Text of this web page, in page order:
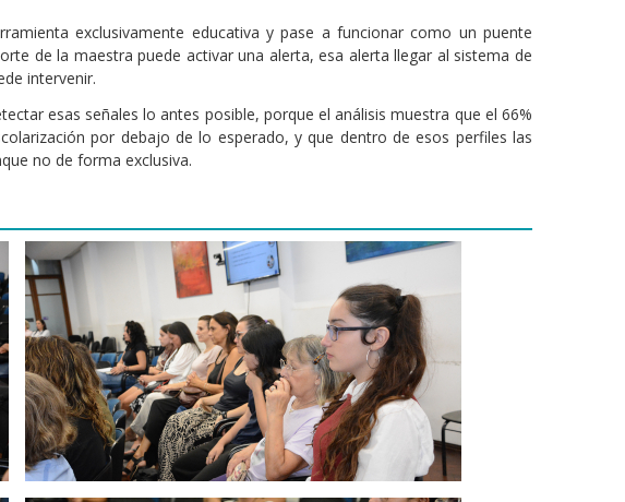
exclusivamente educativa y pase a funcionar como un puente
de la maestra puede activar una alerta, esa alerta llegar al sistema de
intervenir.
esas señales lo antes posible, porque el análisis muestra que el 66%
por debajo de lo esperado, y que dentro de esos perfiles las
no de forma exclusiva.